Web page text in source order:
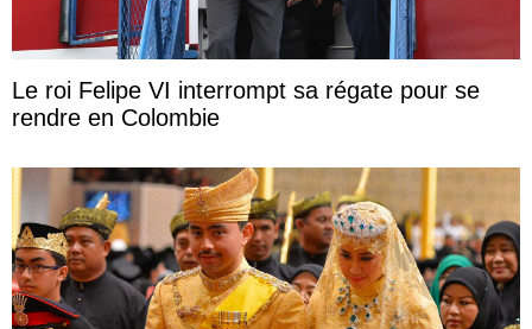
Le roi Felipe VI interrompt sa régate pour se
rendre en Colombie